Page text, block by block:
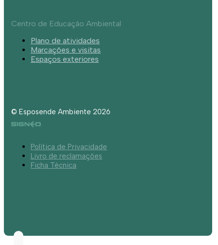
Centro de Educação Ambiental
Plano de atividades
Marcações e visitas
Espaços exteriores
© Esposende Ambiente 2026
Política de Privacidade
Livro de reclamações
Ficha Técnica